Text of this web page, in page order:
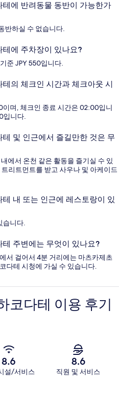
테에 반려동물 동반이 가능한가
반하실 수 없습니다.
에 주차장이 있나요?
준 JPY 550입니다.
의 체크인 시간과 체크아웃 시
이며, 체크인 종료 시간은 02:00입니
입니다.
및 인근에서 즐길만한 것은 무
에서 온천 같은 활동을 즐기실 수 있
리트먼트를 받고 사우나 및 아케이드
내 또는 인근에 레스토랑이 있
습니다.
주변에는 무엇이 있나요?
서 걸어서 4분 거리에는 마츠카제초
다테 시청에 가실 수 있습니다.
코다테 이용 후기
8.6
설/서비스
8.6
직원 및 서비스